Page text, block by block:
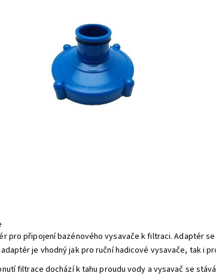
pro připojení bazénového vysavače k filtraci. Adaptér
je vhodný jak pro ruční hadicové vysavače, tak i
filtrace dochází k tahu proudu vody a vysavač se